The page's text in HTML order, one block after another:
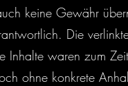
keine Gewähr
Die
Inhalte waren zum
ohne konkrete